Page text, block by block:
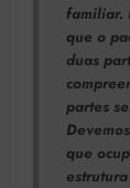
familiar.
que o
duas
partes
que